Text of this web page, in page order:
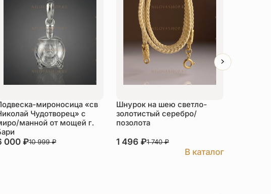
мироносица «св
Чудотворец» с
манной от мощей г.
000 ₽10 999₽
Шнурок на шею светло-
золотистый серебро/
позолота
1 496 ₽1 740₽
В каталог